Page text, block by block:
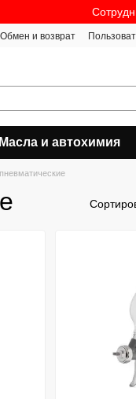
Обмен и возврат
Масла и автохимия